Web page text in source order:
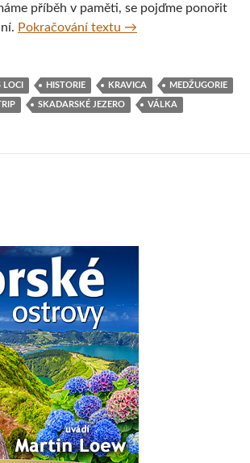
příběh v paměti, se pojďme ponořit
Pokračování textu Letní dobrodružství
→
LOCI HISTORIE KRAVICA MEDŽUGORIE
SKADARSKÉ JEZERO VÁLKA